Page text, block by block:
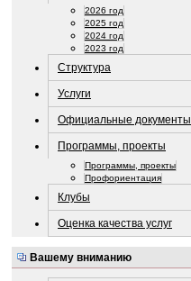
2026 год
2025 год
2024 год
2023 год
Структура
Услуги
Официальные документы
Программы, проекты
Программы, проекты
Профориентация
Клубы
Оценка качества услуг
Вашему вниманию